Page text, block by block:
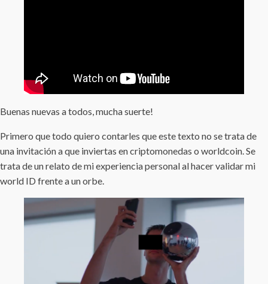
Buenas nuevas a todos, mucha suerte!
Primero que todo quiero contarles que este texto no se trata de
una invitación a que inviertas en criptomonedas o worldcoin. Se
trata de un relato de mi experiencia personal al hacer validar mi
world ID frente a un orbe.